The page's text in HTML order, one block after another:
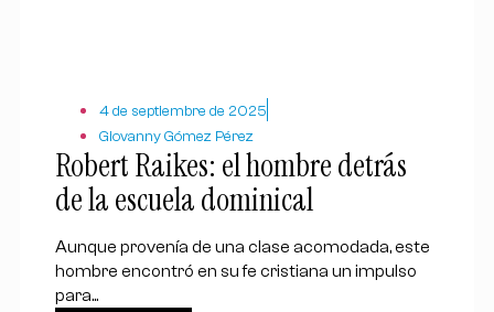
4 de septiembre de 2025
Giovanny Gómez Pérez
Robert Raikes: el hombre detrás
de la escuela dominical
Aunque provenía de una clase acomodada, este
hombre encontró en su fe cristiana un impulso
para...